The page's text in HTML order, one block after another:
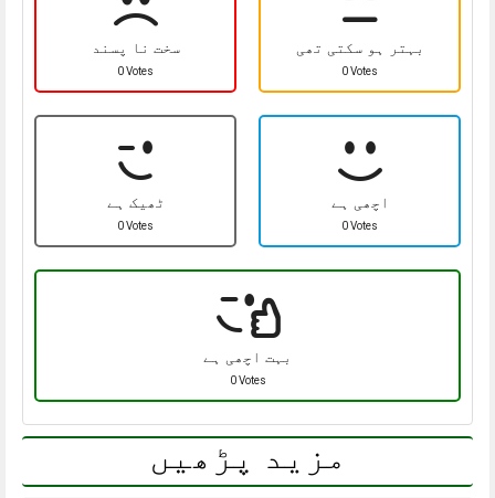
سخت نا پسند
0 Votes
بہتر ہو سکتی تھی
0 Votes
ٹھیک ہے
0 Votes
اچھی ہے
0 Votes
بہت اچھی ہے
0 Votes
مزید پڑھیں